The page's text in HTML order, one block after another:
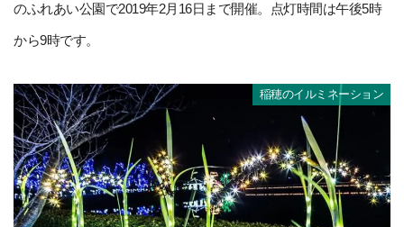
のふれあい公園で2019年2月16日まで開催。点灯時間は午後5時
から9時です。
稲穂のイルミネーション